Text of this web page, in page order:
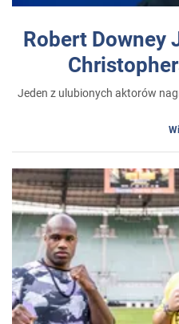
Robert Downey
Jeden z ulubionych aktorów